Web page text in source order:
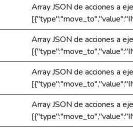
Array JSON de acciones a
Array JSON de acciones a
Array JSON de acciones a
Array JSON de acciones a